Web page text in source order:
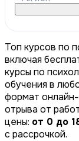
Топ курсов по
включая
курсы по
обучения в
формат онлайн-
отрыва от
цены: от 0 до
с рассрочкой.